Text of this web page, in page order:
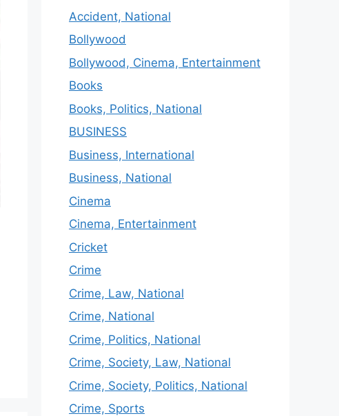
Accident, National
Bollywood
Bollywood, Cinema, Entertainment
Books
Books, Politics, National
BUSINESS
Business, International
Business, National
Cinema
Cinema, Entertainment
Cricket
Crime
Crime, Law, National
Crime, National
Crime, Politics, National
Crime, Society, Law, National
Crime, Society, Politics, National
Crime, Sports